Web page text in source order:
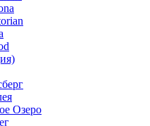
Озеро